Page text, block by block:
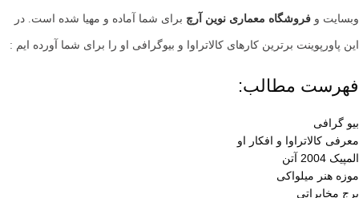
وبسایت و فروشگاه معماری نوین آرچ برای شما آماده و مهیا شده است. در
این پاورپوینت برترین کارهای کالاتراوا و بیوگرافی او را برای شما آورده ایم :
فهرست مطالب:
بیو گرافی
معرفی کالاتراوا و افکار او
المپیک 2004 آتن
موزه هنر میلواکی
برج مخابراتی